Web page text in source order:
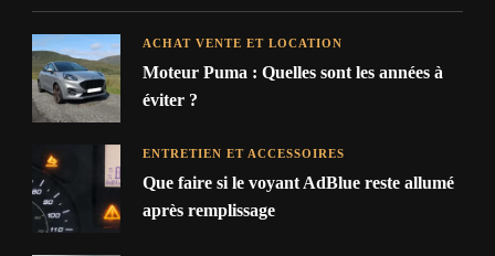
ACHAT VENTE ET LOCATION
Moteur Puma : Quelles sont les années à
éviter ?
ENTRETIEN ET ACCESSOIRES
Que faire si le voyant AdBlue reste allumé
après remplissage